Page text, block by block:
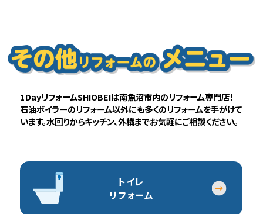
1DayリフォームSHIOBEIは南魚沼市内のリフォーム専門店！
石油ボイラーのリフォーム以外にも多くのリフォームを手がけて
います。水回りからキッチン、外構までお気軽にご相談ください。
トイレ
リフォーム